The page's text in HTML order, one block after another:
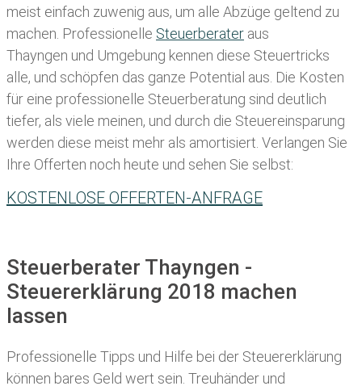
meist einfach zuwenig aus, um alle Abzüge geltend zu
machen. Professionelle Steuerberater aus
Thayngen und Umgebung kennen diese Steuertricks
alle, und schöpfen das ganze Potential aus. Die Kosten
für eine professionelle Steuerberatung sind deutlich
tiefer, als viele meinen, und durch die Steuereinsparung
werden diese meist mehr als amortisiert. Verlangen Sie
Ihre Offerten noch heute und sehen Sie selbst:
KOSTENLOSE OFFERTEN-ANFRAGE
Steuerberater Thayngen -
Steuererklärung 2018 machen
lassen
Professionelle Tipps und Hilfe bei der Steuererklärung
können bares Geld wert sein. Treuhänder und